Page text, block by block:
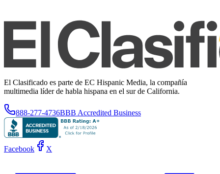
El Clasificado es parte de EC Hispanic Media, la compañía
multimedia líder de habla hispana en el sur de California.
888-277-4736BBB Accredited Business
Facebook X